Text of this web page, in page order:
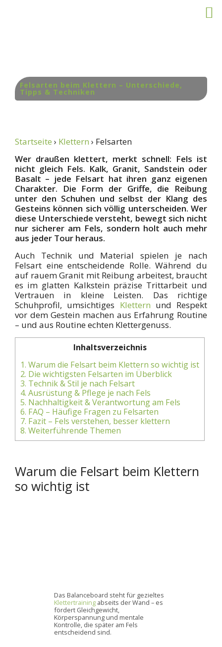
Felsarten beim Klettern – Unterschiede,
Tipps & Techniken
Startseite › Klettern › Felsarten
Wer draußen klettert, merkt schnell: Fels ist
nicht gleich Fels. Kalk, Granit, Sandstein oder
Basalt – jede Felsart hat ihren ganz eigenen
Charakter. Die Form der Griffe, die Reibung
unter den Schuhen und selbst der Klang des
Gesteins können sich völlig unterscheiden. Wer
diese Unterschiede versteht, bewegt sich nicht
nur sicherer am Fels, sondern holt auch mehr
aus jeder Tour heraus.
Auch Technik und Material spielen je nach
Felsart eine entscheidende Rolle. Während du
auf rauem Granit mit Reibung arbeitest, braucht
es im glatten Kalkstein präzise Trittarbeit und
Vertrauen in kleine Leisten. Das richtige
Schuhprofil, umsichtiges Klettern und Respekt
vor dem Gestein machen aus Erfahrung Routine
– und aus Routine echten Klettergenuss.
Inhaltsverzeichnis
1. Warum die Felsart beim Klettern so wichtig ist
2. Die wichtigsten Felsarten im Überblick
3. Technik & Stil je nach Felsart
4. Ausrüstung & Pflege je nach Fels
5. Nachhaltigkeit & Verantwortung am Fels
6. FAQ – Häufige Fragen zu Felsarten
7. Fazit – Fels verstehen, besser klettern
8. Weiterführende Themen
Warum die Felsart beim Klettern
so wichtig ist
Das Balanceboard steht für gezieltes
Klettertraining abseits der Wand – es
fördert Gleichgewicht,
Körperspannung und mentale
Kontrolle, die später am Fels
entscheidend sind.